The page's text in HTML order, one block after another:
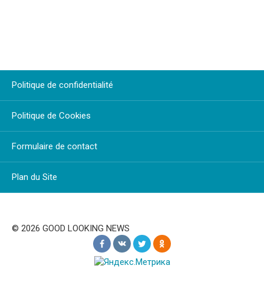
Politique de confidentialité
Politique de Cookies
Formulaire de contact
Plan du Site
© 2026 GOOD LOOKING NEWS